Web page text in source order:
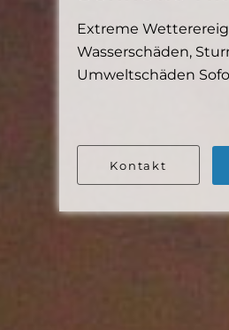
Extreme
Wasserschäden,
Umweltschäden
Kontakt